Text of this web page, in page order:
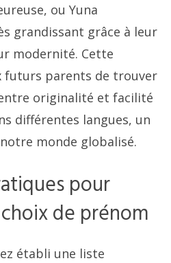
ou Yuna
grandissant grâce à leur
modernité. Cette
futurs parents de trouver
originalité et facilité
différentes langues, un
monde globalisé.
pour
de prénom
établi une liste